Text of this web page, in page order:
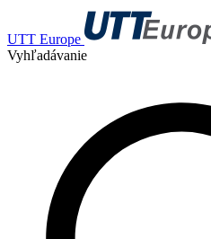
UTT Europe
Vyhľadávanie